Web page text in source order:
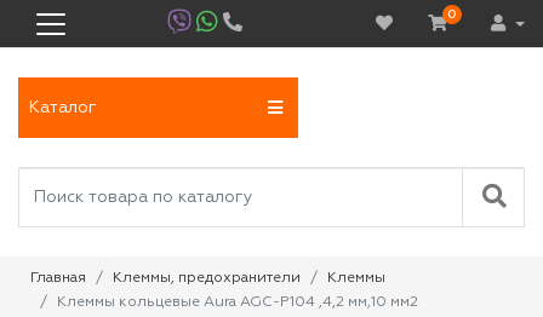
0
Каталог
Главная Клеммы, предохранители
Клеммы
Клеммы кольцевые Aura AGC-P104 ,4,2 мм,10 мм2